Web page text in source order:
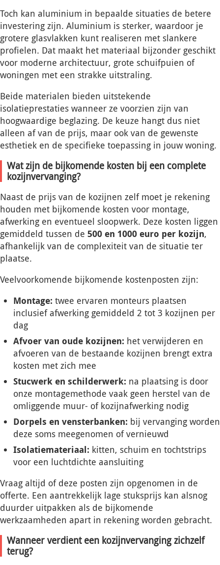
Toch kan aluminium in bepaalde situaties de betere
investering zijn. Aluminium is sterker, waardoor je
grotere glasvlakken kunt realiseren met slankere
profielen. Dat maakt het materiaal bijzonder geschikt
voor moderne architectuur, grote schuifpuien of
woningen met een strakke uitstraling.
Beide materialen bieden uitstekende
isolatieprestaties wanneer ze voorzien zijn van
hoogwaardige beglazing. De keuze hangt dus niet
alleen af van de prijs, maar ook van de gewenste
esthetiek en de specifieke toepassing in jouw woning.
Wat zijn de bijkomende kosten bij een complete
kozijnvervanging?
Naast de prijs van de kozijnen zelf moet je rekening
houden met bijkomende kosten voor montage,
afwerking en eventueel sloopwerk. Deze kosten liggen
gemiddeld tussen de 500 en 1000 euro per kozijn,
afhankelijk van de complexiteit van de situatie ter
plaatse.
Veelvoorkomende bijkomende kostenposten zijn:
Montage: twee ervaren monteurs plaatsen
inclusief afwerking gemiddeld 2 tot 3 kozijnen per
dag
Afvoer van oude kozijnen: het verwijderen en
afvoeren van de bestaande kozijnen brengt extra
kosten met zich mee
Stucwerk en schilderwerk: na plaatsing is door
onze montagemethode vaak geen herstel van de
omliggende muur- of kozijnafwerking nodig
Dorpels en vensterbanken: bij vervanging worden
deze soms meegenomen of vernieuwd
Isolatiemateriaal: kitten, schuim en tochtstrips
voor een luchtdichte aansluiting
Vraag altijd of deze posten zijn opgenomen in de
offerte. Een aantrekkelijk lage stuksprijs kan alsnog
duurder uitpakken als de bijkomende
werkzaamheden apart in rekening worden gebracht.
Wanneer verdient een kozijnvervanging zichzelf
terug?